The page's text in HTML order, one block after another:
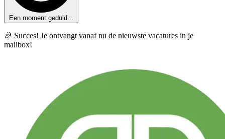
Een moment geduld...
🎉 Succes! Je ontvangt vanaf nu de nieuwste vacatures in je
mailbox!